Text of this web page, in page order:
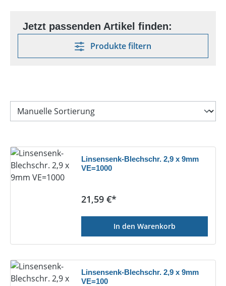
Produkte filtern
Linsensenk-Blechschr. 2,9 x 9mm
VE=1000
Regulärer Preis:
21,59 €*
In den Warenkorb
Linsensenk-Blechschr. 2,9 x 9mm
VE=100